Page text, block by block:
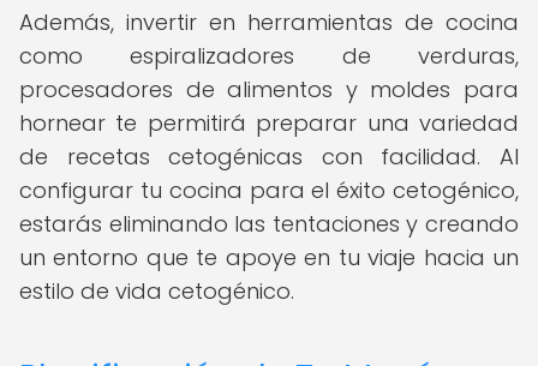
Además, invertir en herramientas de cocina
como espiralizadores de verduras,
procesadores de alimentos y moldes para
hornear te permitirá preparar una variedad
de recetas cetogénicas con facilidad. Al
configurar tu cocina para el éxito cetogénico,
estarás eliminando las tentaciones y creando
un entorno que te apoye en tu viaje hacia un
estilo de vida cetogénico.